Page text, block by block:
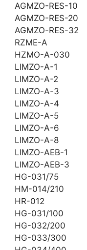
AGMZO-RES-10
AGMZO-RES-20
AGMZO-RES-32
RZME-A
HZMO-A-030
LIMZO-A-1
LIMZO-A-2
LIMZO-A-3
LIMZO-A-4
LIMZO-A-5
LIMZO-A-6
LIMZO-A-8
LIMZO-AEB-1
LIMZO-AEB-3
HG-031/75
HM-014/210
HR-012
HG-031/100
HG-032/200
HG-033/300